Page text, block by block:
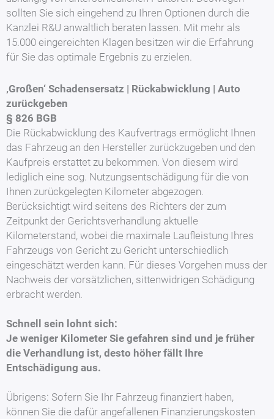
sollten Sie sich eingehend zu Ihren Optionen durch die
Kanzlei R&U anwaltlich beraten lassen. Mit mehr als
15.000 eingereichten Klagen besitzen wir die Erfahrung
für Sie das optimale Ergebnis zu erzielen.
‚Großen‘ Schadensersatz | Rückabwicklung | Auto
zurückgeben
§ 826 BGB
Die Rückabwicklung des Kaufvertrags ermöglicht Ihnen
das Fahrzeug an den Hersteller zurückzugeben und den
Kaufpreis erstattet zu bekommen. Von diesem wird
lediglich eine sog. Nutzungsentschädigung für die von
Ihnen zurückgelegten Kilometer abgezogen.
Berücksichtigt wird seitens des Richters der zum
Zeitpunkt der Gerichtsverhandlung aktuelle
Kilometerstand, wobei die maximale Laufleistung Ihres
Fahrzeugs von Gericht zu Gericht unterschiedlich
eingeschätzt werden kann. Für dieses Vorgehen muss der
Nachweis der vorsätzlichen, sittenwidrigen Schädigung
erbracht werden.
Schnell sein lohnt sich:
Je weniger Kilometer Sie gefahren sind und je früher
die Verhandlung ist, desto höher fällt Ihre
Entschädigung aus.
Übrigens: Sofern Sie Ihr Fahrzeug finanziert haben,
können Sie die dafür angefallenen Finanzierungskosten